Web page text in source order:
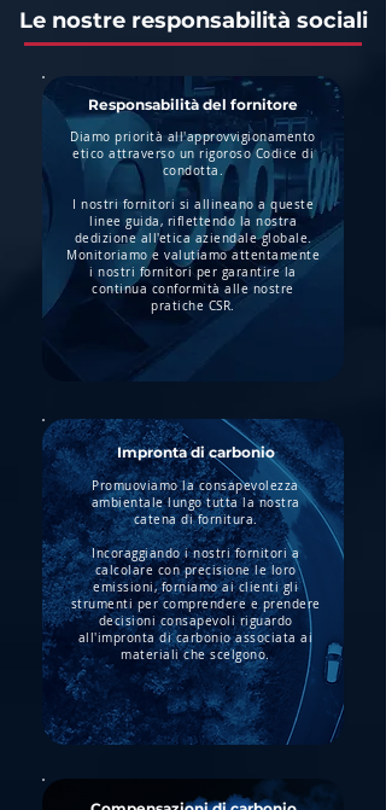
Le nostre responsabilità sociali
Responsabilità del fornitore
Diamo priorità all'approvvigionamento
etico attraverso un rigoroso Codice di
condotta.
I nostri fornitori si allineano a queste
linee guida, riflettendo la nostra
dedizione all'etica aziendale globale.
Monitoriamo e valutiamo attentamente
i nostri fornitori per garantire la
continua conformità alle nostre
pratiche CSR.
Impronta di carbonio
Promuoviamo la consapevolezza
ambientale lungo tutta la nostra
catena di fornitura.
Incoraggiando i nostri fornitori a
calcolare con precisione le loro
emissioni, forniamo ai clienti gli
strumenti per comprendere e prendere
decisioni consapevoli riguardo
all'impronta di carbonio associata ai
materiali che scelgono.